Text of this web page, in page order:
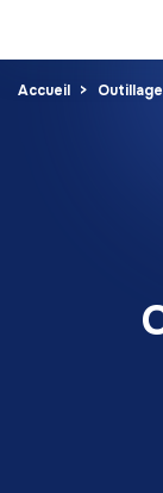
Accueil Outillage